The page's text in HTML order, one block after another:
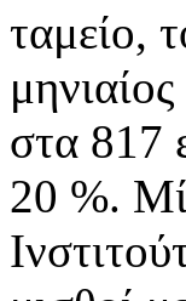
ταμείο,
στα 817
20 %.